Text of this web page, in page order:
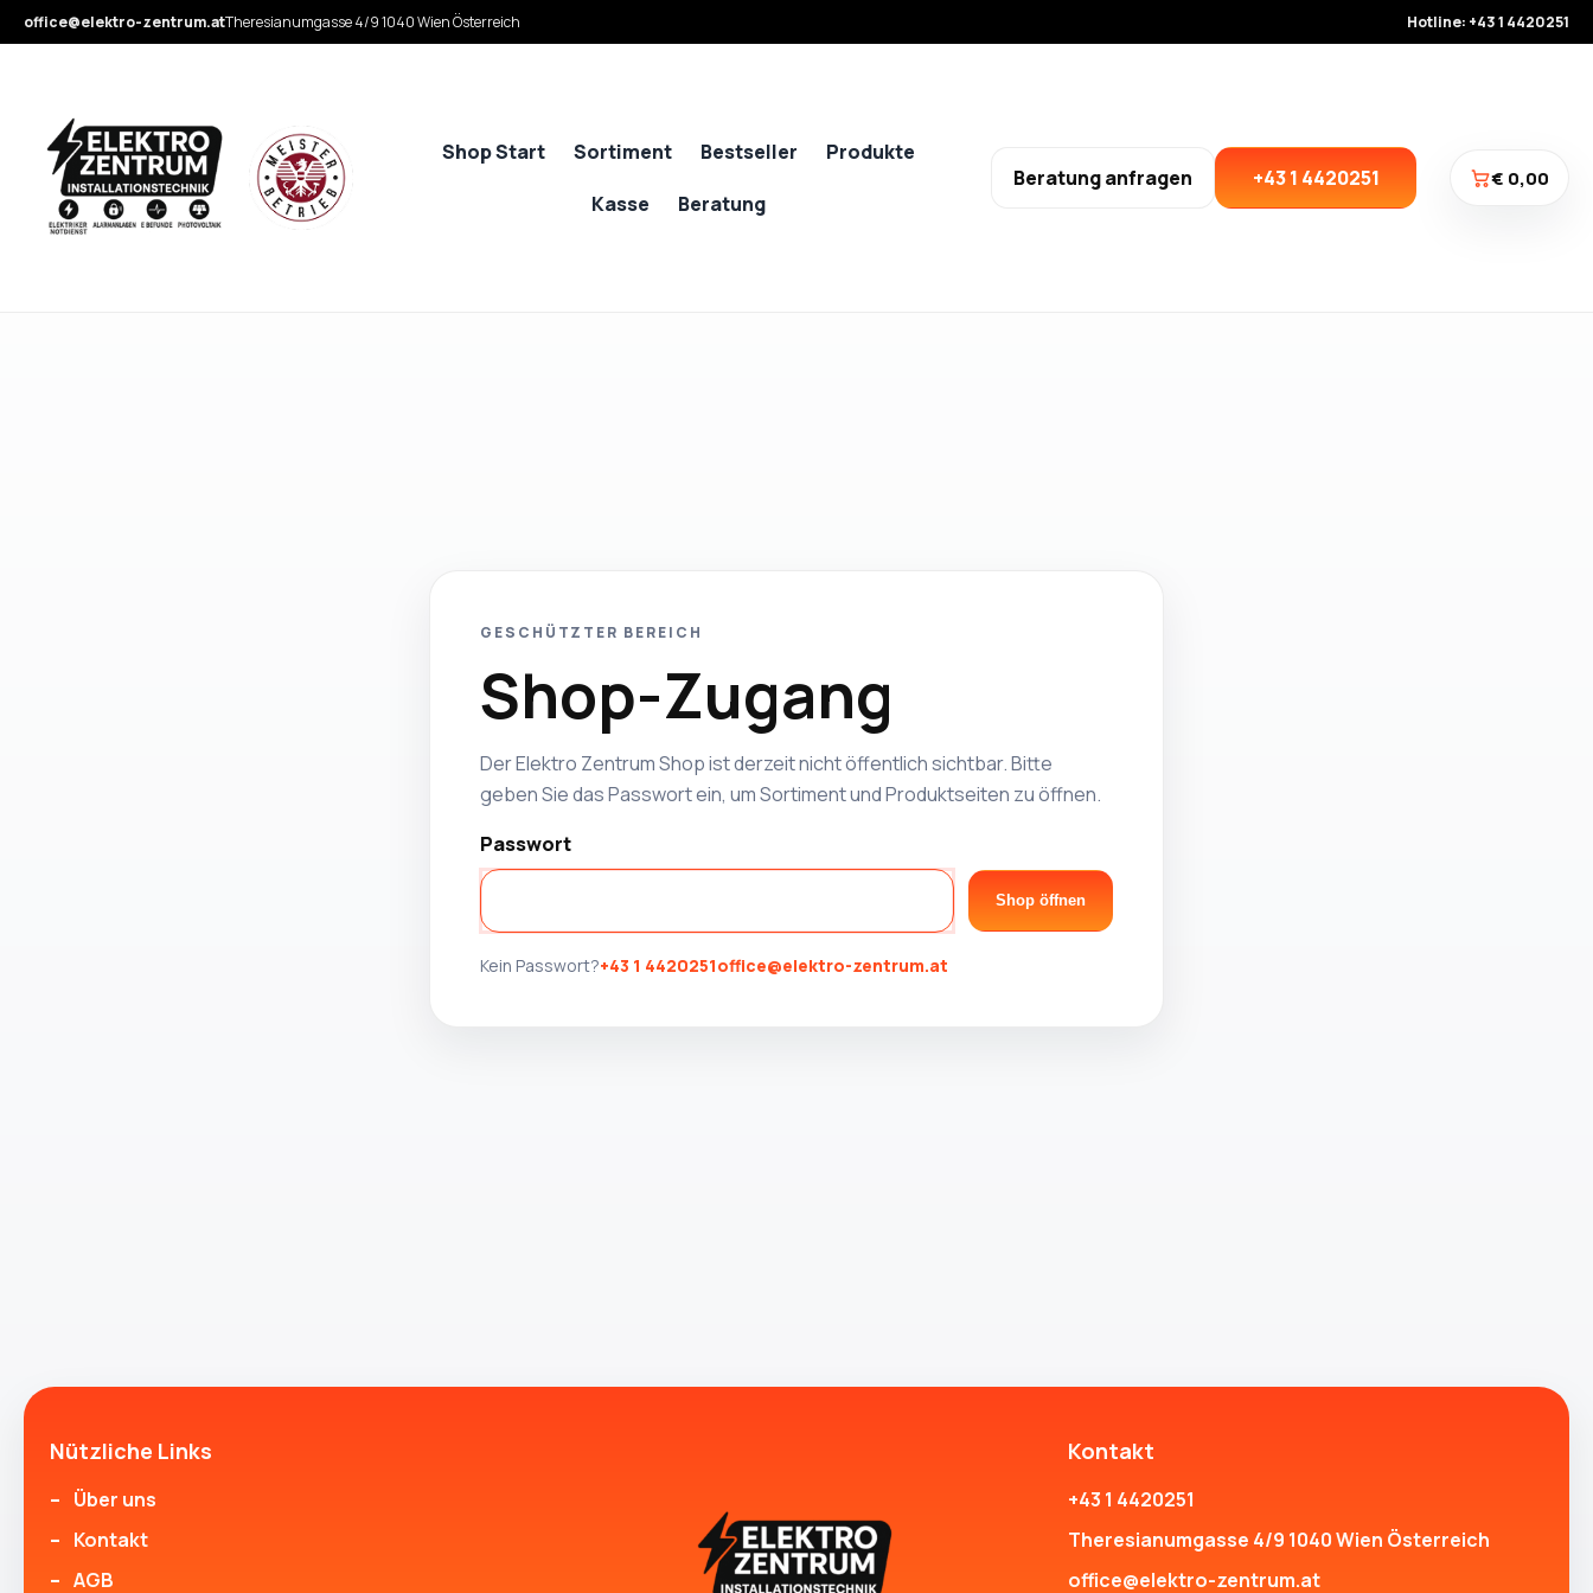
office@elektro-zentrum.atTheresianumgasse 4/9 1040 Wien Österreich Hotline: +43 1 4420251
€ 0,00
Shop Start Sortiment Bestseller
Produkte
Kasse
Beratung
Beratung anfragen +43 1 4420251
GESCHÜTZTER BEREICH
Shop-Zugang
Der Elektro Zentrum Shop ist derzeit nicht öffentlich sichtbar. Bitte
geben Sie das Passwort ein, um Sortiment und Produktseiten zu öffnen.
Passwort
Shop öffnen
Kein Passwort?+43 1 4420251office@elektro-zentrum.at
Nützliche Links
Über uns
Kontakt
AGB
Kontakt
+43 1 4420251
Theresianumgasse 4/9 1040 Wien Österreich
office@elektro-zentrum.at